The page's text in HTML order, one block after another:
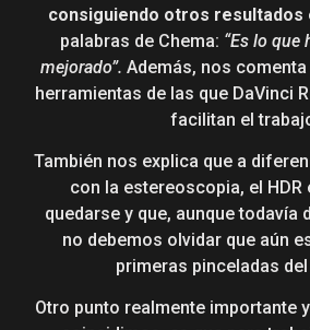
consiguiendo otros resultados
palabras de Chema: “Es lo que
mejorado”. Además, nos
herramientas de las que DaVinci
facilitan el
También nos explica que a
con la estereoscopia, el HDR
quedarse y que, aunque todavía
no debemos olvidar que aún
primeras pinceladas
Otro punto realmente importante